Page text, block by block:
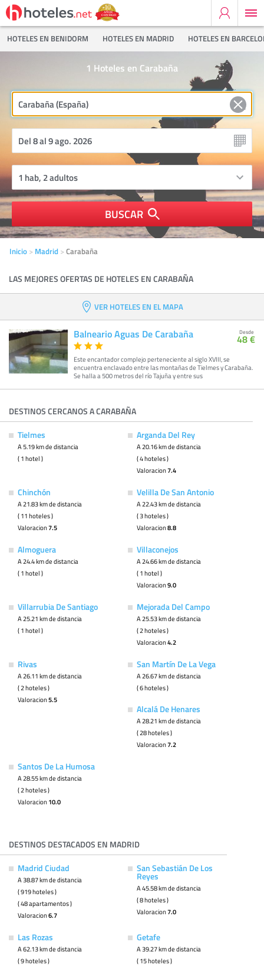
HOTELES EN BENIDORM HOTELES EN MADRID HOTELES EN
Hoteles en Carabaña
1
BUSCAR
Inicio Madrid Carabaña
LAS MEJORES OFERTAS DE HOTELES EN CARABAÑA
VER HOTELES EN EL MAPA
Balneario Aguas De Carabaña
Este encantador complejo perteneciente al siglo XVIII, se
encuentra enclavado entre las montañas de Tielmes y Carabaña.
Se halla a 500 metros del río Tajuña y entre sus
Desde
48 €
DESTINOS CERCANOS A CARABAÑA
Tielmes
A 5.19 km de distancia
( 1 hotel )
Arganda Del Rey
A 20.16 km de distancia
( 4 hoteles )
Valoracion7.4
Chinchón
A 21.83 km de distancia
( 11 hoteles )
Valoracion7.5
Velilla De San Antonio
A 22.43 km de distancia
( 3 hoteles )
Valoracion8.8
Almoguera
A 24.4 km de distancia
( 1 hotel )
Villaconejos
A 24.66 km de distancia
( 1 hotel )
Valoracion9.0
Villarrubia De Santiago
A 25.21 km de distancia
( 1 hotel )
Mejorada Del Campo
A 25.53 km de distancia
( 2 hoteles )
Valoracion4.2
Rivas
A 26.11 km de distancia
( 2 hoteles )
Valoracion5.5
San Martín De La Vega
A 26.67 km de distancia
( 6 hoteles )
Alcalá De Henares
A 28.21 km de distancia
( 28 hoteles )
Valoracion7.2
Santos De La Humosa
A 28.55 km de distancia
( 2 hoteles )
Valoracion 10.0
DESTINOS DESTACADOS EN MADRID
Madrid Ciudad
A 38.87 km de distancia
( 919 hoteles )
( 48 apartamentos )
Valoracion6.7
San Sebastián De Los
Reyes
A 45.58 km de distancia
( 8 hoteles )
Valoracion7.0
Las Rozas
A 62.13 km de distancia
( 9 hoteles )
Getafe
A 39.27 km de distancia
( 15 hoteles )